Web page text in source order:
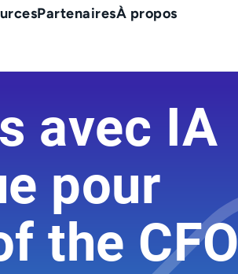
PartenairesÀ propos
avec IA
pour
the CFO